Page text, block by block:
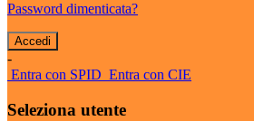
Password dimenticata?
-
Entra con SPID Entra con CIE
Seleziona utente